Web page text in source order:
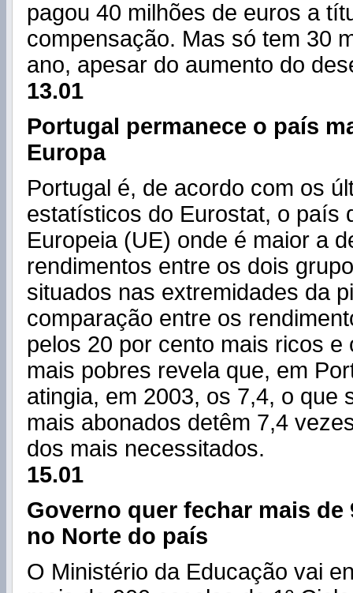
pagou 40 milhões de euros a
compensação. Mas só tem 30
ano, apesar do aumento do
13.01
Portugal permanece o país
Europa
Portugal é, de acordo com os
estatísticos do Eurostat, o país
Europeia (UE) onde é maior a
rendimentos entre os dois
situados nas extremidades da
comparação entre os
pelos 20 por cento mais ricos e
mais pobres revela que, em
atingia, em 2003, os 7,4, o que
mais abonados detêm 7,4
dos mais necessitados.
15.01
Governo quer fechar mais de
no Norte do país
O Ministério da Educação vai